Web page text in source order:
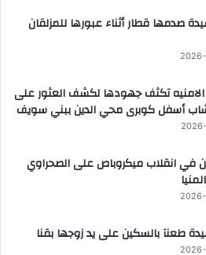
صدمها قطار أثناء عبورها للمزلقان
الامنيه تكثف جهودها لكشف العثور على
أسفل كوبرى محي الدين ببني سويف
في انقلاب ميكروباص على الصحراوي
طعنآ بالسكين على يد زوجها بقنا